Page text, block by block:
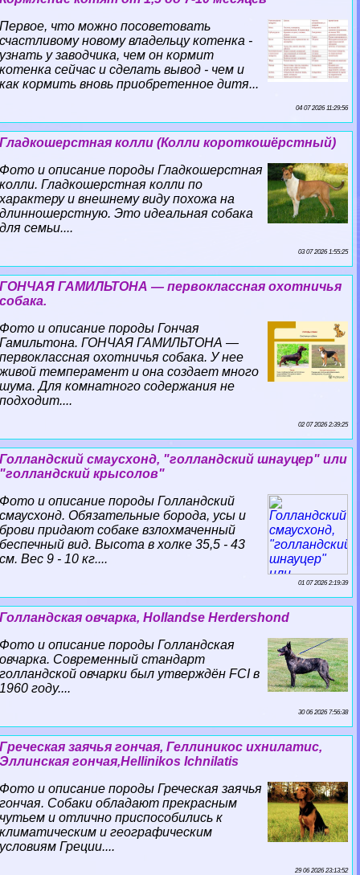
Первое, что можно посоветовать
счастливому новому владельцу котенка -
узнать у заводчика, чем он кормит
котенка сейчас и сделать вывод - чем и
как кормить вновь приобретенное дитя...
04 07 2026 11:29:56
Гладкошерстная колли (Колли короткошёрстный)
Фото и описание породы Гладкошерстная
колли. Гладкошерстная колли по
хаpaктеру и внешнему виду похожа на
длинношерстную. Это идеальная собака
для семьи....
03 07 2026 1:55:25
ГОНЧАЯ ГАМИЛЬТОНА — первоклассная охотничья
собака.
Фото и описание породы Гончая
Гамильтона. ГОНЧАЯ ГАМИЛЬТОНА —
первоклассная охотничья собака. У нее
живой темперамент и она создает много
шума. Для комнатного содержания не
подходит....
02 07 2026 2:39:25
Голландский смаусхонд, "голландский шнауцер" или
"голландский крысолов"
Фото и описание породы Голландский
смаусхонд. Обязательные борода, усы и
брови придают собаке взлохмаченный
беспечный вид. Высота в холке 35,5 - 43
см. Вес 9 - 10 кг....
01 07 2026 2:19:39
Голландская овчарка, Hollandse Herdershond
Фото и описание породы Голландская
овчарка. Современный стандарт
голландской овчарки был утверждён FCI в
1960 году....
30 06 2026 7:56:38
Греческая заячья гончая, Геллиникос ихнилатис,
Эллинская гончая,Hellinikos Ichnilatis
Фото и описание породы Греческая заячья
гончая. Собаки обладают прекрасным
чутьем и отлично приспособились к
климатическим и географическим
условиям Греции....
29 06 2026 23:13:52